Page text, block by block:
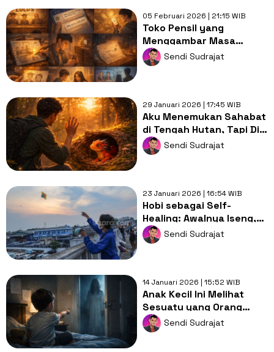
05 Februari 2026 | 21:15 WIB
Toko Pensil yang
Menggambar Masa
DepanSendi Sudrajat
29 Januari 2026 | 17:45 WIB
Aku Menemukan Sahabat
di Tengah Hutan, Tapi Dia
Bukan Manusia
Sendi Sudrajat
23 Januari 2026 | 16:54 WIB
Hobi sebagai Self-
Healing: Awalnya Iseng,
Eh Malah Jadi Pelepas
Stres
Sendi Sudrajat
14 Januari 2026 | 15:52 WIB
Anak Kecil Ini Melihat
Sesuatu yang Orang
Dewasa Tak Bisa
Sendi Sudrajat